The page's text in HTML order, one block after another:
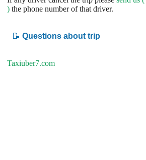
) the phone number of that driver.
📝 Questions about trip
Taxiuber7.com